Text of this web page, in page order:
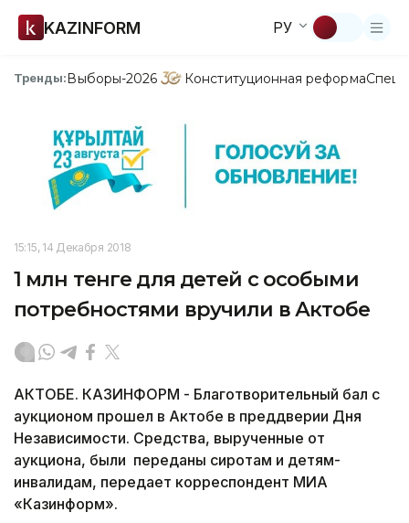
KAZINFORM РУ
Тренды:Выборы-2026 Конституционная реформа
15:15, 14 Декабря 2018
1 млн тенге для детей с особыми
потребностями вручили в Актобе
АКТОБЕ. КАЗИНФОРМ - Благотворительный бал с
аукционом прошел в Актобе в преддверии Дня
Независимости. Средства, вырученные от
аукциона, были переданы сиротам и детям-
инвалидам, передает корреспондент МИА
«Казинформ».